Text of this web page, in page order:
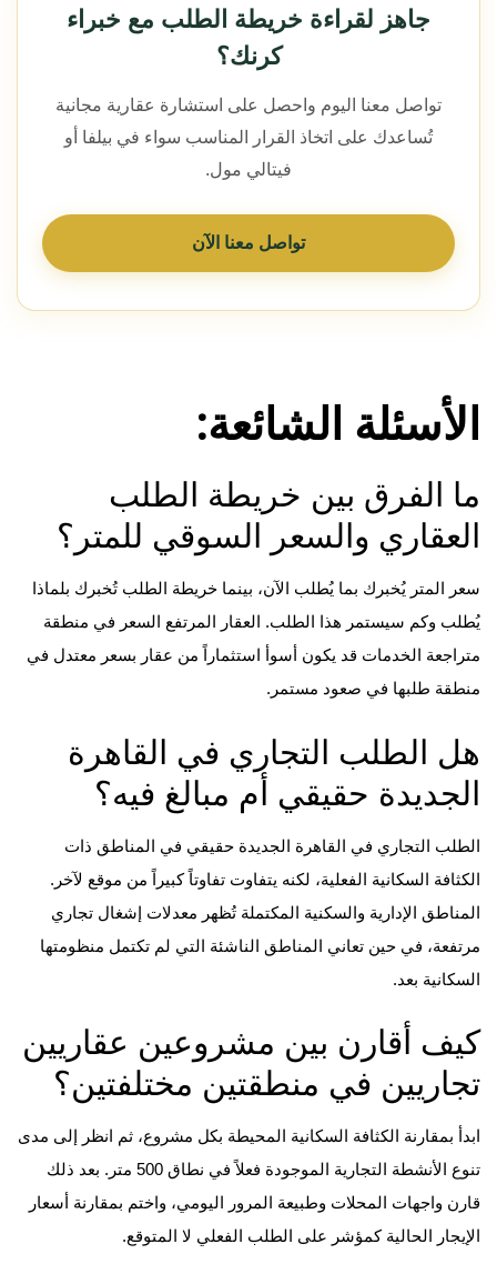
جاهز لقراءة خريطة الطلب مع خبراء
كرنك؟
تواصل معنا اليوم واحصل على استشارة عقارية مجانية
تُساعدك على اتخاذ القرار المناسب سواء في بيلفا أو
فيتالي مول.
تواصل معنا الآن
الأسئلة الشائعة:
ما الفرق بين خريطة الطلب
العقاري والسعر السوقي للمتر؟
سعر المتر يُخبرك بما يُطلب الآن، بينما خريطة الطلب تُخبرك بلماذا
يُطلب وكم سيستمر هذا الطلب. العقار المرتفع السعر في منطقة
متراجعة الخدمات قد يكون أسوأ استثماراً من عقار بسعر معتدل في
منطقة طلبها في صعود مستمر.
هل الطلب التجاري في القاهرة
الجديدة حقيقي أم مبالغ فيه؟
الطلب التجاري في القاهرة الجديدة حقيقي في المناطق ذات
الكثافة السكانية الفعلية، لكنه يتفاوت تفاوتاً كبيراً من موقع لآخر.
المناطق الإدارية والسكنية المكتملة تُظهر معدلات إشغال تجاري
مرتفعة، في حين تعاني المناطق الناشئة التي لم تكتمل منظومتها
السكانية بعد.
كيف أقارن بين مشروعين عقاريين
تجاريين في منطقتين مختلفتين؟
ابدأ بمقارنة الكثافة السكانية المحيطة بكل مشروع، ثم انظر إلى مدى
تنوع الأنشطة التجارية الموجودة فعلاً في نطاق 500 متر. بعد ذلك
قارن واجهات المحلات وطبيعة المرور اليومي، واختم بمقارنة أسعار
الإيجار الحالية كمؤشر على الطلب الفعلي لا المتوقع.